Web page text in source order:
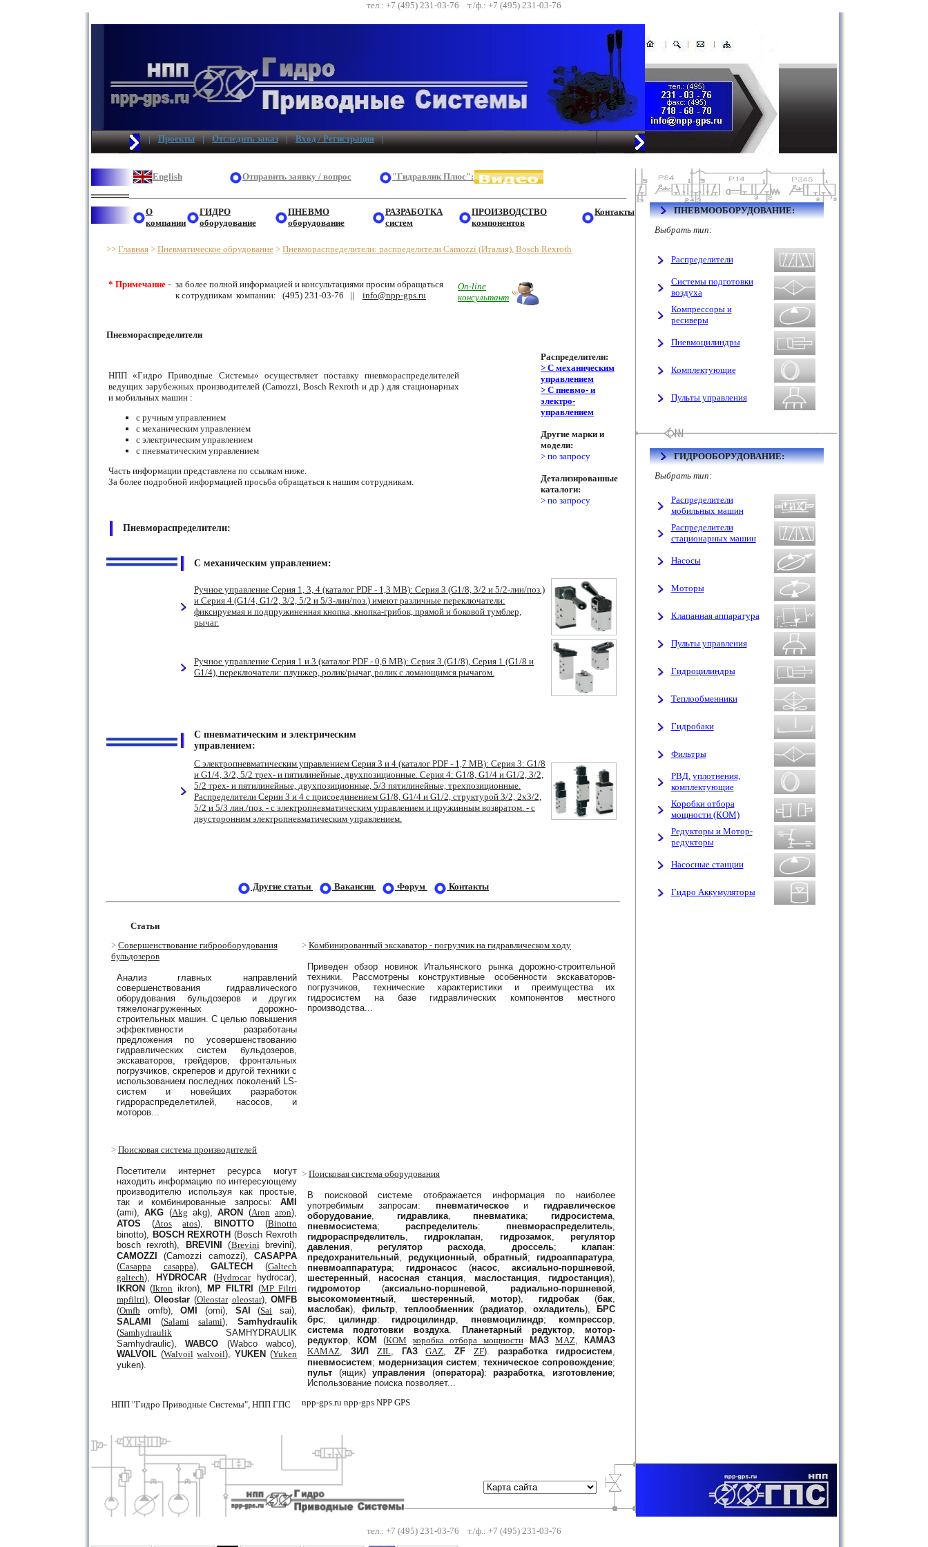
тел.: +7 (495) 231-03-76 т./ф.: +7 (495) 231-03-76
| Проекты | Отследить заказ | Вход / Регистрация |
English Отправить заявку / вопрос "Гидравлик Плюс":
О
компании
ГИДРО
оборудование
ПНЕВМО
оборудование
РАЗРАБОТКА
систем
ПРОИЗВОДСТВО
компонентов
Контакты
>> Главная > Пневматическое обрудование > Пневмораспределители: распределители Camozzi (Италия), Bosch Rexroth
* Примечание - за более полной информацией и консультациями просим обращаться
к сотрудникам компании: (495) 231-03-76 || info@npp-gps.ru
On-line
консультант
Пневмораспределители
НПП «Гидро Приводные Системы» осуществляет поставку пневмораспределителей
ведущих зарубежных производителей (Camozzi, Bosch Rexroth и др.) для стационарных
и мобильных машин :
с ручным управлением
с механическим управлением
с электрическим управлением
с пневматическим управлением
Часть информации представлена по ссылкам ниже.
За более подробной информацией просьба обращаться к нашим сотрудникам.
Распределители:
> С механическим
управлением
> С пневмо- и
электро-
управлением
Другие марки и
модели:
> по запросу
Детализированные
каталоги:
> по запросу
Пневмораспределители:
С механическим управлением:
Ручное управление Серия 1, 3, 4 (каталог PDF - 1,3 МВ): Серия 3 (G1/8, 3/2 и 5/2-лин/поз.)
и Серия 4 (G1/4, G1/2, 3/2, 5/2 и 5/3-лин/поз.) имеют различные переключатели:
фиксируемая и подпружиненная кнопка, кнопка-грибок, прямой и боковой тумблер,
рычаг.
Ручное управление Серия 1 и 3 (каталог PDF - 0,6 МВ): Серия 3 (G1/8), Серия 1 (G1/8 и
G1/4), переключатели: плунжер, ролик/рычаг, ролик с ломающимся рычагом.
С пневматическим и электрическим
управлением:
С электропневматическим управлением Серия 3 и 4 (каталог PDF - 1,7 МВ): Серия 3: G1/8
и G1/4, 3/2, 5/2 трех- и пятилинейные, двухпозиционные. Серия 4: G1/8, G1/4 и G1/2, 3/2,
5/2 трех- и пятилинейные, двухпозиционные, 5/3 пятилинейные, трехпозиционные.
Распределители Серии 3 и 4 с присоединением G1/8, G1/4 и G1/2, структурой 3/2, 2x3/2,
5/2 и 5/3 лин./поз. - с электропневматическим управлением и пружинным возвратом. - с
двусторонним электропневматическим управлением.
Другие cтатьи Вакансии Форум Контакты
Статьи
> Совершенствование гиброоборудования
бульдозеров
Анализ главных направлений
совершенствования гидравлического
оборудования бульдозеров и других
тяжелонагруженных дорожно-
строительных машин. С целью повышения
эффективности разработаны
предложения по усовершенствованию
гидравлических систем бульдозеров,
экскаваторов, грейдеров, фронтальных
погрузчиков, скреперов и другой техники с
использованием последних поколений LS-
систем и новейших разработок
гидрораспределетилей, насосов, и
моторов...
> Комбинированный экскаватор - погрузчикна гидравлическом ходу
Приведен обзор новинок Итальянского рынка дорожно-строительной
техники. Рассмотрены конструктивные особенности экскаваторов-
погрузчиков, технические характеристики и преимущества их
гидросистем на базе гидравлических компонентов местного
производства...
> Поисковая система производителей
Посетители интернет ресурса могут
находить информацию по интересующему
производителю используя как простые,
так и комбинированные запросы: AMI
(ami),AKG (Akg akg),ARON (Aron aron),
ATOS (Atos atos), BINOTTO (Binotto
binotto), BOSCH REXROTH (Bosch Rexroth
bosch rexroth),
BREVINI (Brevinibrevini),
CAMOZZI
(Camozzi camozzi), CASAPPA
(Casappa casappa),GALTECH (Galtech
galtech), HYDROCAR (Hydrocarhydrocar),
IKRON (Ikronikron), MP FILTRI (MP Filtri
mpfiltri),Oleostar (Oleostar oleostar),OMFB
(Omfb omfb),OMI (omi), SAI (Sai sai),
SALAMI
(Salami salami),Samhydraulik
(SamhydraulikSAMHYDRAULIK
Samhydraulic),WABCO (Wabco wabco),
WALVOIL(Walvoil walvoil),YUKEN (Yuken
yuken).
НПП "Гидро Приводные Системы", НПП ГПС
> Поисковая система оборудования
В поисковой системе отображается информация по наиболее
употребимым запросам: пневматическоеи гидравлическое
оборудование, гидравлика, пневматика; гидросистема,
пневмосистема; распределитель: пневмораспределитель,
гидрораспределитель, гидроклапан, гидрозамок, регулятор
давления,регулятор расхода, дроссель; клапан:
предохранительный, редукционный, обратный; гидроаппаратура,
пневмоаппаратура; гидронасос(насос,аксиально-поршневой,
шестеренный, насосная станция, маслостанция, гидростанция),
гидромотор(аксиально-поршневой,радиально-поршневой,
высокомоментный, шестеренный, мотор), гидробак (бак,
маслобак), фильтр, теплообменник(радиатор, охладитель),
БРС
брс; цилиндр: гидроцилиндр, пневмоцилиндр; компрессор,
система подготовки воздуха. Планетарный редуктор, мотор-
редуктор, КОМ (КОМ коробка отбора мощности МАЗ MAZ,
КАМАЗ
KAMAZ, ЗИЛ ZIL, ГАЗ GAZ,ZF ZF).разработка гидросистем,
пневмосистем; модернизация систем;техническое сопровождение;
пульт(ящик)управления (оператора):разработка, изготовление;
Использование поиска позволяет...
npp-gps.ru npp-gps NPP GPS
ПНЕВМООБОРУДОВАНИЕ:
Выбрать тип:
Распределители
Системы подготовки
воздуха
Компрессоры и
ресиверы
Пневмоцилиндры
Комплектующие
Пульты управления
ГИДРООБОРУДОВАНИЕ:
Выбрать тип:
Распределители
мобильных машин
Распределители
стационарных машин
Насосы
Моторы
Клапанная аппаратура
Пульты управления
Гидроцилиндры
Теплообменники
Гидробаки
Фильтры
РВД, уплотнения,
комплектующие
Коробки отбора
мощности (КОМ)
Редукторы и Мотор-
редукторы
Насосные станции
Гидро Аккумуляторы
тел.: +7 (495) 231-03-76 т./ф.: +7 (495) 231-03-76